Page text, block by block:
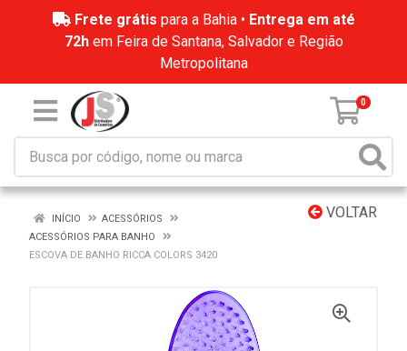
Frete grátis para a Bahia • Entrega em até
72hem Feira de Santana, Salvador e Região
Metropolitana
0
VOLTAR
INÍCIO
ACESSÓRIOS
ACESSÓRIOS PARA BANHO
ESCOVA DE BANHO RICCA COLORS 3420